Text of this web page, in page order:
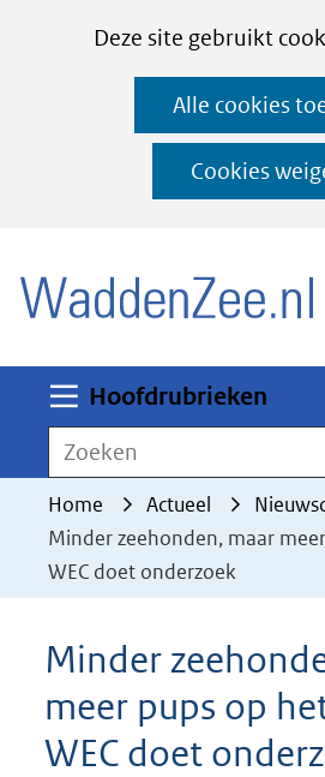
CookiesDeze site gebruikt
deze
worden
toegestaan
geweigerd.
Alle cookies
Cookies
Ga
de
Hoofdrubrieken
Zoeken
Home Actueel
Minder zeehonden, maar
WEC doet onderzoek
Minder
meer pups op
WEC doet